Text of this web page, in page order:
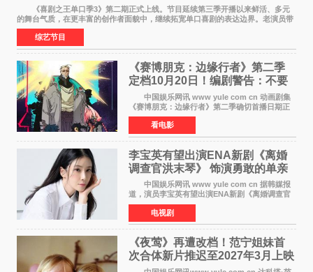
《喜剧之王单口季3》第二期正式上线。节目延续第三季开播以来鲜活、多元
的舞台气质，在更丰富的创作者面貌中，继续拓宽单口喜剧的表达边界。老演员带
着更加成熟的文本与舞台掌控回归，新面孔则
综艺节目
《赛博朋克：边缘行者》第二季
定档10月20日！编剧警告：不要
对角色投入太深
中国娱乐网讯 www yule com cn 动画剧集
《赛博朋克：边缘行者》第二季确切首播日期正
式敲定——将于10月20日在Netflix全球上线。此
前，Netflix韩国官方账号曾短暂出现这一日期信
息，随后迅
看电影
李宝英有望出演ENA新剧《离婚
调查官洪末琴》 饰演勇敢的单亲
妈妈家事调查官
中国娱乐网讯 www yule com cn 据韩媒报
道，演员李宝英有望出演ENA新剧《离婚调查官
洪末琴》女主角，引发观众期待。 李宝英在
剧中饰演家庭法院家事调查官洪末琴一角——即
使在极限状况
电视剧
《夜莺》再遭改档！范宁姐妹首
次合体新片推迟至2027年3月上映